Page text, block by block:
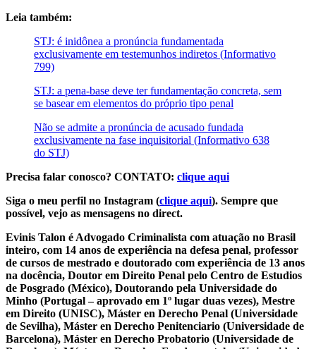
Leia também:
STJ: é inidônea a pronúncia fundamentada
exclusivamente em testemunhos indiretos (Informativo
799)
STJ: a pena-base deve ter fundamentação concreta, sem
se basear em elementos do próprio tipo penal
Não se admite a pronúncia de acusado fundada
exclusivamente na fase inquisitorial (Informativo 638
do STJ)
Precisa falar conosco? CONTATO: clique aqui
Siga o meu perfil no Instagram (clique aqui). Sempre que
possível, vejo as mensagens no direct.
Evinis Talon é Advogado Criminalista com atuação no Brasil
inteiro, com 14 anos de experiência na defesa penal, professor
de cursos de mestrado e doutorado com experiência de 13 anos
na docência, Doutor em Direito Penal pelo Centro de Estudios
de Posgrado (México), Doutorando pela Universidade do
Minho (Portugal – aprovado em 1º lugar duas vezes), Mestre
em Direito (UNISC), Máster en Derecho Penal (Universidade
de Sevilha), Máster en Derecho Penitenciario (Universidade de
Barcelona), Máster en Derecho Probatorio (Universidade de